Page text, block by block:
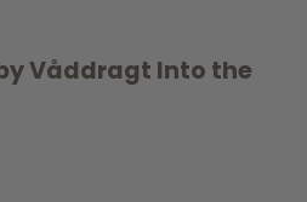
Våddragt Into the